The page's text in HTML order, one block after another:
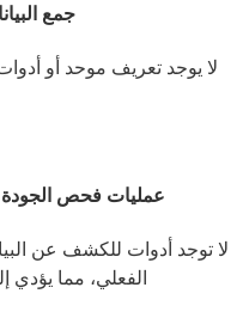
جمع
لا يوجد تعريف موحد أو
عمليات فحص الجودة
لا توجد أدوات للكشف عن
الفعلي، مما يؤدي